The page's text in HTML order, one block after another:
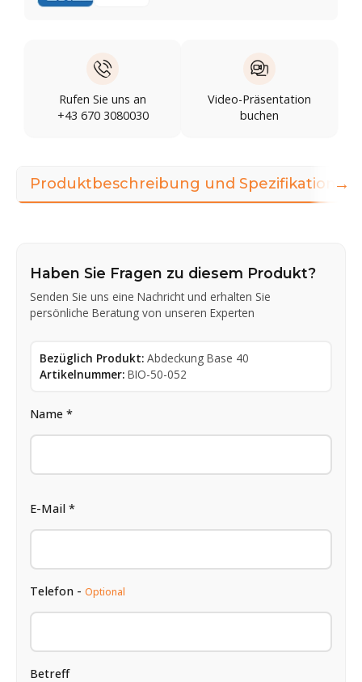
Rufen Sie uns an
+43 670 3080030
Video-Präsentation
buchen
Produktbeschreibung und Spezifikationen
Haben Sie Fragen zu diesem Produkt?
Senden Sie uns eine Nachricht und erhalten Sie
persönliche Beratung von unseren Experten
Bezüglich Produkt: Abdeckung Base 40
Artikelnummer: BIO-50-052
Name *
E-Mail *
Telefon - Optional
Betreff
→